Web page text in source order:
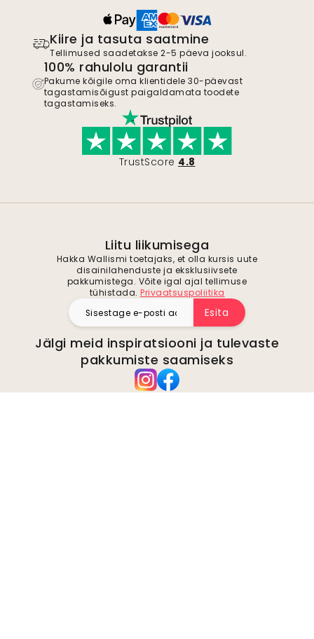
Kiire ja tasuta saatmine
Tellimused saadetakse 2-5 päeva jooksul.
100% rahulolu garantii
Pakume kõigile oma klientidele 30-päevast
tagastamisõigust paigaldamata toodete
tagastamiseks.
TrustScore 4.8
Liitu liikumisega
Hakka Wallismi toetajaks, et olla kursis uute
disainilahenduste ja eksklusiivsete
pakkumistega. Võite igal ajal tellimuse
tühistada. Privaatsuspoliitika
Esita
Jälgi meid inspiratsiooni ja tulevaste
pakkumiste saamiseks